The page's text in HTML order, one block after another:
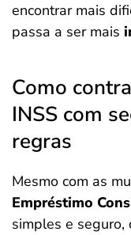
encontrar mais
passa a ser mais
Como
INSS com
regras
Mesmo com as
Empréstimo
simples e